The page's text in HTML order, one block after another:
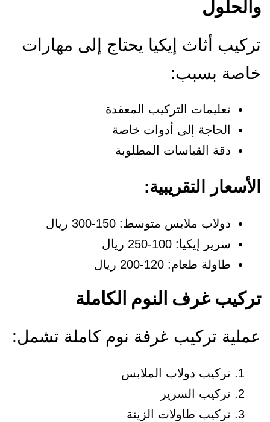
أثاث إيكيا يحتاج إلى مهارات
بسبب:
تعليمات التركيب المعقدة
الحاجة إلى أدوات خاصة
دقة القياسات المطلوبة
التقريبية:
دولاب ملابس متوسط: 150-300 ريال
سرير إيكيا: 100-250 ريال
طاولة طعام: 120-200 ريال
غرف النوم الكاملة
تركيب غرفة نوم كاملة تشمل:
تركيب دولاب الملابس
تركيب السرير
تركيب طاولات الزينة